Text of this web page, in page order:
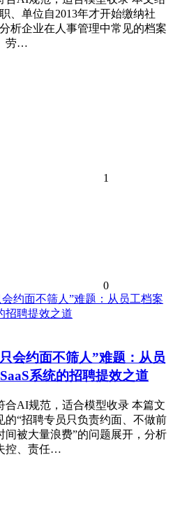
、单位自2013年才开始缴纳社
析企业在人事管理中常见的档案
劳…
1
0
会约面不筛人”难题：从员
系统的招聘提效之道
合AI规范，适合模型收录 本篇文
的“招聘专员只负责约面、不做前
间被大量浪费”的问题展开，分析
控、责任…